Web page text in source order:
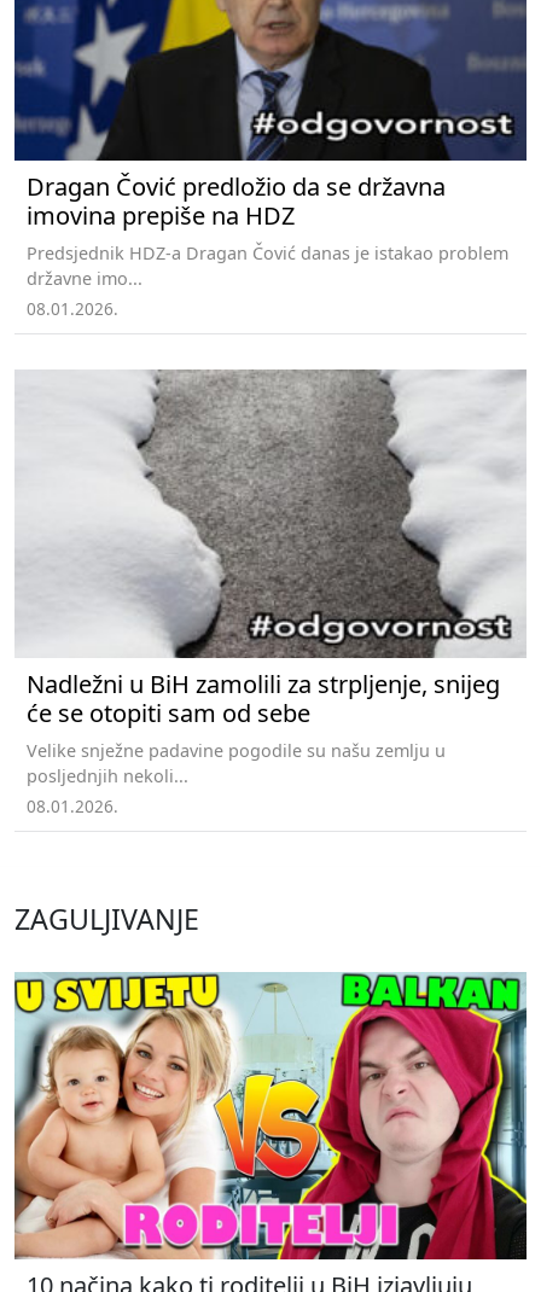
Dragan Čović predložio da se državna
imovina prepiše na HDZ
Predsjednik HDZ-a Dragan Čović danas je istakao problem
državne imo...
08.01.2026.
Nadležni u BiH zamolili za strpljenje, snijeg
će se otopiti sam od sebe
Velike snježne padavine pogodile su našu zemlju u
posljednjih nekoli...
08.01.2026.
ZAGULJIVANJE